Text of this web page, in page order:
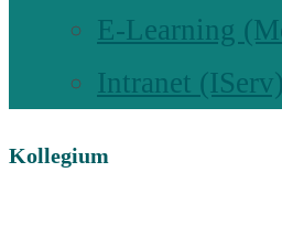
E-Learning
Intranet (IServ)
Kollegium